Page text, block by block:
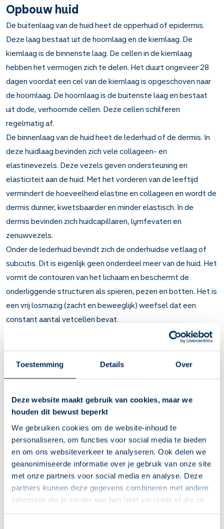
Toestemming Details Over
Deze website maakt gebruik van cookies, maar we
houden dit bewust beperkt
We gebruiken cookies om de website-inhoud te
personaliseren, om functies voor social media te bieden
en om ons websiteverkeer te analyseren. Ook delen we
geanonimiseerde informatie over je gebruik van onze site
met onze partners voor social media en analyse. Deze
partners kunnen deze gegevens combineren met andere
informatie die je eerder aan hen hebt verstrekt of die ze
hebben verzameld op basis van je gebruik van hun
Deze Service Apotheek staat nu ingesteld als jouw
Opbouw huid
De buitenlaag van de huid heet de opperhuid of epidermis.
Deze laag bestaat uit de hoornlaag en de kiemlaag. De
kiemlaag is de binnenste laag. De cellen in de kiemlaag
hebben het vermogen zich te delen. Het duurt ongeveer 28
dagen voordat een cel van de kiemlaag is opgeschoven naar
de hoornlaag. De hoornlaag is de buitenste laag en bestaat
uit dode, verhoornde cellen. Deze cellen schilferen
regelmatig af.
De binnenlaag van de huid heet de lederhuid of de dermis. In
deze huidlaag bevinden zich vele collageen- en
elastinevezels. Deze vezels geven ondersteuning en
elasticiteit aan de huid. Met het vorderen van de leeftijd
vermindert de hoeveelheid elastine en collageen en wordt de
dermis dunner, kwetsbaarder en minder elastisch. In de
dermis bevinden zich huidcapillairen, lymfevaten en
zenuwvezels.
Onder de lederhuid bevindt zich de onderhuidse vetlaag of
subcutis. Dit is eigenlijk geen onderdeel meer van de huid. Het
vormt de contouren van het lichaam en beschermt de
onderliggende structuren als spieren, pezen en botten. Het is
een vrij losmazig (zacht en beweeglijk) weefsel dat een
constant aantal vetcellen bevat.
Functies huid
Bescherming; de huid vormt een barrière tegen
water, zuren, basen.
Temperatuurregeling; door middel van doorbloeding van
lichaamstemperatuur geregeld. Bij de verdamping van
zweet wordt warmte aan het lichaam onttrokken.
Uitscheiding; transpiratievocht bestaat uit water met
diverse zouten en afbraakproducten.
Zintuiglijke functie; de huid registreert de temperatuur
(koude/warmte) en mechanische prikkels (druk-, tast-, en
pijnzin).
Vitamineproductie; de huid produceert vitamine D onder